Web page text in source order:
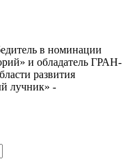
в номинации
и обладатель ГРАН-
развития
лучник» -